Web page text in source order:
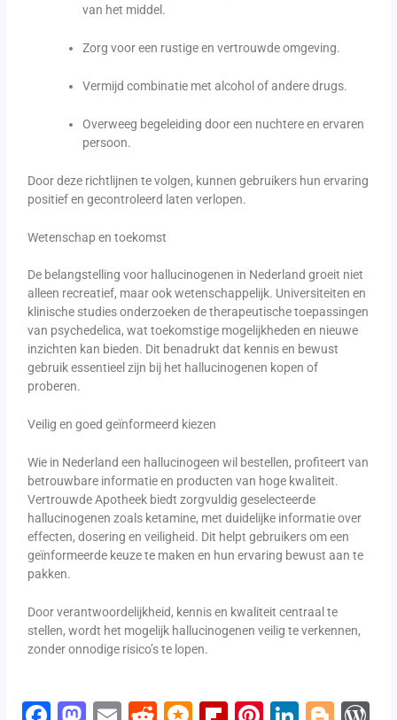
van het middel.
Zorg voor een rustige en vertrouwde omgeving.
Vermijd combinatie met alcohol of andere drugs.
Overweeg begeleiding door een nuchtere en ervaren
persoon.
Door deze richtlijnen te volgen, kunnen gebruikers hun ervaring
positief en gecontroleerd laten verlopen.
Wetenschap en toekomst
De belangstelling voor hallucinogenen in Nederland groeit niet
alleen recreatief, maar ook wetenschappelijk. Universiteiten en
klinische studies onderzoeken de therapeutische toepassingen
van psychedelica, wat toekomstige mogelijkheden en nieuwe
inzichten kan bieden. Dit benadrukt dat kennis en bewust
gebruik essentieel zijn bij het hallucinogenen kopen of
proberen.
Veilig en goed geïnformeerd kiezen
Wie in Nederland een hallucinogeen wil bestellen, profiteert van
betrouwbare informatie en producten van hoge kwaliteit.
Vertrouwde Apotheek biedt zorgvuldig geselecteerde
hallucinogenen zoals ketamine, met duidelijke informatie over
effecten, dosering en veiligheid. Dit helpt gebruikers om een
geïnformeerde keuze te maken en hun ervaring bewust aan te
pakken.
Door verantwoordelijkheid, kennis en kwaliteit centraal te
stellen, wordt het mogelijk hallucinogenen veilig te verkennen,
zonder onnodige risico’s te lopen.